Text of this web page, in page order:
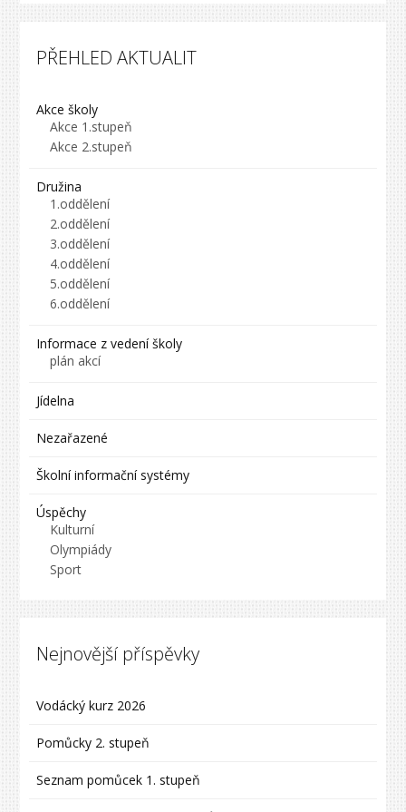
PŘEHLED AKTUALIT
Akce školy
Akce 1.stupeň
Akce 2.stupeň
Družina
1.oddělení
2.oddělení
3.oddělení
4.oddělení
5.oddělení
6.oddělení
Informace z vedení školy
plán akcí
Jídelna
Nezařazené
Školní informační systémy
Úspěchy
Kulturní
Olympiády
Sport
Nejnovější příspěvky
Vodácký kurz 2026
Pomůcky 2. stupeň
Seznam pomůcek 1. stupeň